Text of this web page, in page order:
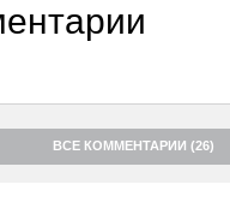
ВСЕ КОММЕНТАРИИ (26)